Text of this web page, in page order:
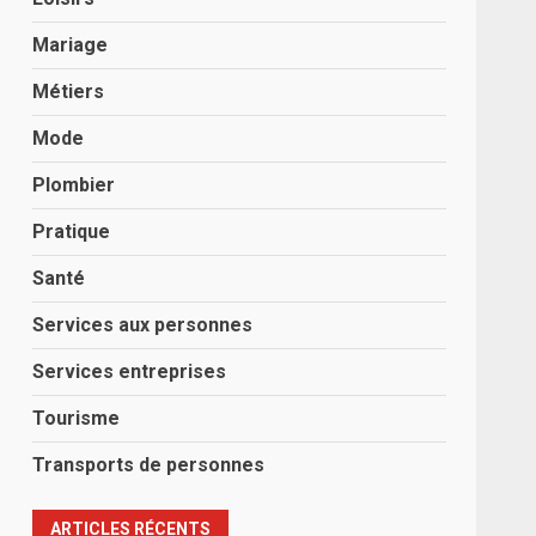
Mariage
Métiers
Mode
Plombier
Pratique
Santé
Services aux personnes
Services entreprises
Tourisme
Transports de personnes
ARTICLES RÉCENTS